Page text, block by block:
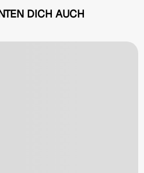
DICH AUCH